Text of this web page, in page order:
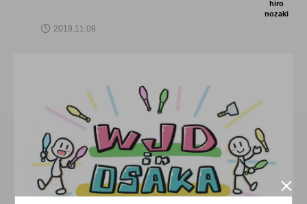
hiro
nozaki
2019.11.08
